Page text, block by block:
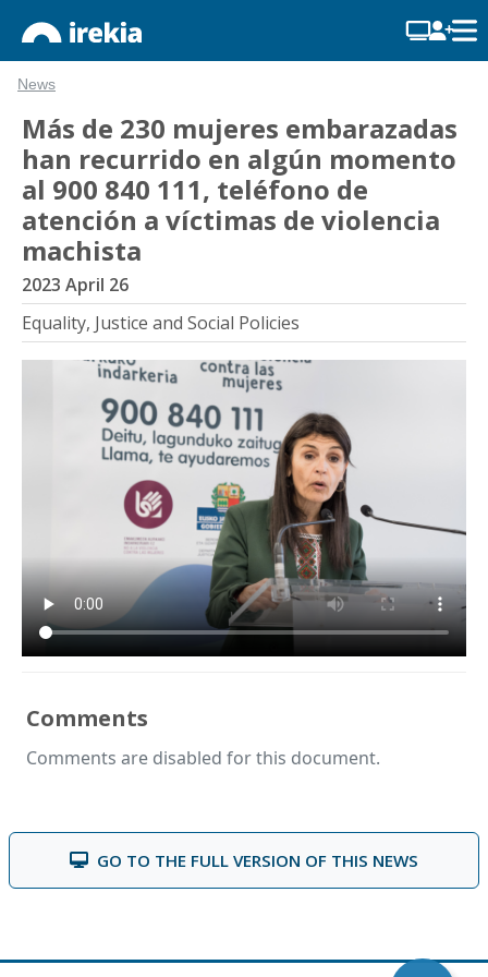
News
Más de 230 mujeres embarazadas
han recurrido en algún momento
al 900 840 111, teléfono de
atención a víctimas de violencia
machista
2023 April 26
Equality, Justice and Social Policies
Comments
Comments are disabled for this document.
GO TO THE FULL VERSION OF THIS NEWS